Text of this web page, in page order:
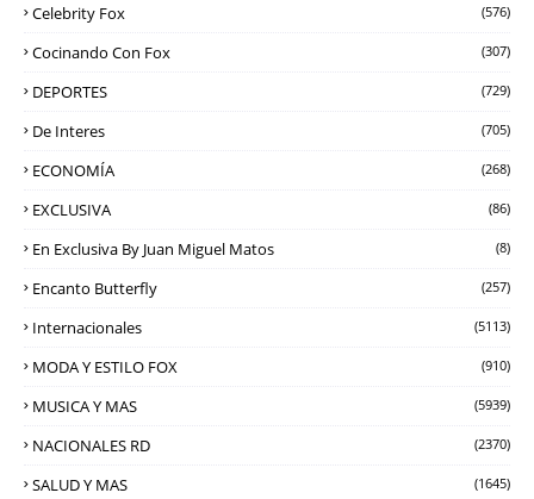
Celebrity Fox (576)
Cocinando Con Fox (307)
DEPORTES (729)
De Interes (705)
ECONOMÍA (268)
EXCLUSIVA (86)
En Exclusiva By Juan Miguel Matos (8)
Encanto Butterfly (257)
Internacionales (5113)
MODA Y ESTILO FOX (910)
MUSICA Y MAS (5939)
NACIONALES RD (2370)
SALUD Y MAS (1645)